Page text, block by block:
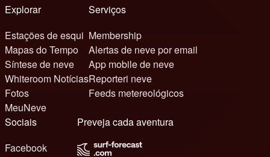
Explorar
Estações de esqui
Mapas do Tempo
Síntese de neve
Whiteroom Notícias
Fotos
MeuNeve
Serviços
Membership
Alertas de neve por email
App mobile de neve
Reporteri neve
Feeds metereológicos
Sociais
Facebook
Preveja cada aventura